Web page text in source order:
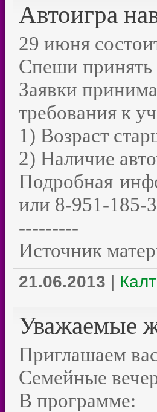
Автоигра
29 июня
Спеши принять
Заявки
требования к
1) Возраст
2) Наличие
Подробная
или 8-951-185-
---------
Источник
21.06.2013 |
Уважаемые
Приглашаем
Семейные
В программе: